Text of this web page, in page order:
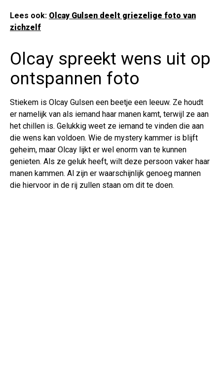
Lees ook: Olcay Gulsen deelt griezelige foto van
zichzelf
Olcay spreekt wens uit op
ontspannen foto
Stiekem is Olcay Gulsen een beetje een leeuw. Ze houdt
er namelijk van als iemand haar manen kamt, terwijl ze aan
het chillen is. Gelukkig weet ze iemand te vinden die aan
die wens kan voldoen. Wie de mystery kammer is blijft
geheim, maar Olcay lijkt er wel enorm van te kunnen
genieten. Als ze geluk heeft, wilt deze persoon vaker haar
manen kammen. Al zijn er waarschijnlijk genoeg mannen
die hiervoor in de rij zullen staan om dit te doen.